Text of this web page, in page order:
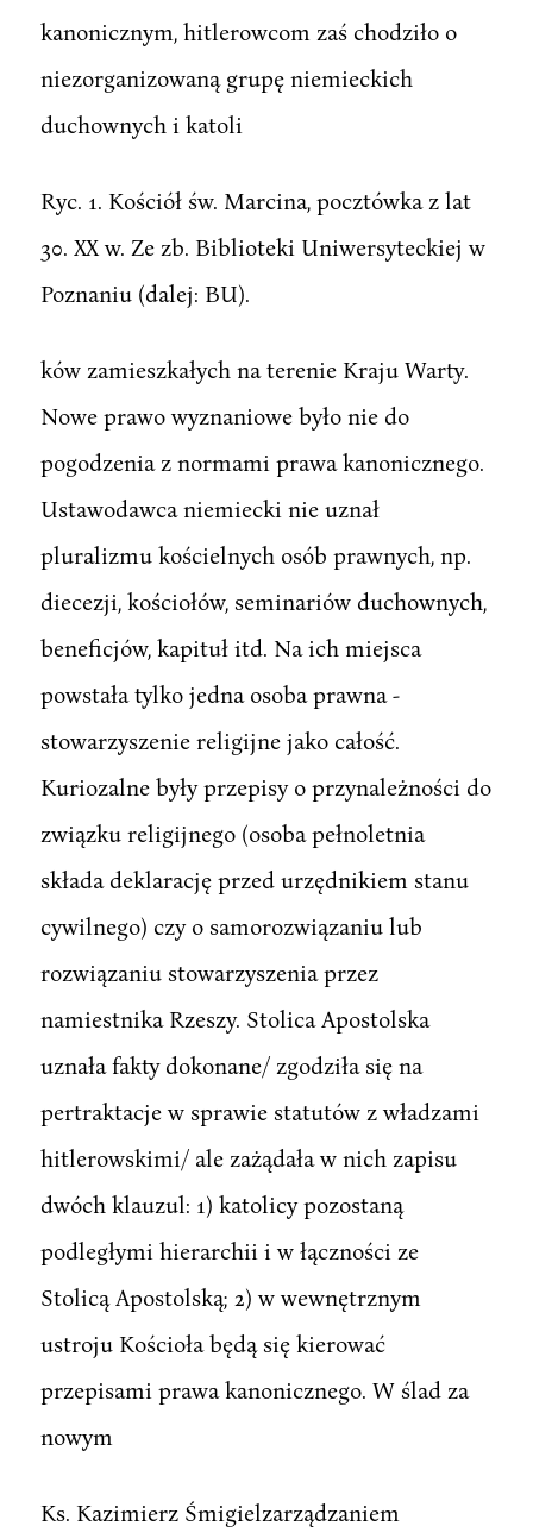
kanonicznym, hitlerowcom zaś chodziło o
niezorganizowaną grupę niemieckich
duchownych i katoli
Ryc. 1. Kościół św. Marcina, pocztówka z lat
30. XX w. Ze zb. Biblioteki Uniwersyteckiej w
Poznaniu (dalej: BU).
ków zamieszkałych na terenie Kraju Warty.
Nowe prawo wyznaniowe było nie do
pogodzenia z normami prawa kanonicznego.
Ustawodawca niemiecki nie uznał
pluralizmu kościelnych osób prawnych, np.
diecezji, kościołów, seminariów duchownych,
beneficjów, kapituł itd. Na ich miejsca
powstała tylko jedna osoba prawna -
stowarzyszenie religijne jako całość.
Kuriozalne były przepisy o przynależności do
związku religijnego (osoba pełnoletnia
składa deklarację przed urzędnikiem stanu
cywilnego) czy o samorozwiązaniu lub
rozwiązaniu stowarzyszenia przez
namiestnika Rzeszy. Stolica Apostolska
uznała fakty dokonane/ zgodziła się na
pertraktacje w sprawie statutów z władzami
hitlerowskimi/ ale zażądała w nich zapisu
dwóch klauzul: 1) katolicy pozostaną
podległymi hierarchii i w łączności ze
Stolicą Apostolską; 2) w wewnętrznym
ustroju Kościoła będą się kierować
przepisami prawa kanonicznego. W ślad za
nowym
Ks. Kazimierz Śmigielzarządzaniem